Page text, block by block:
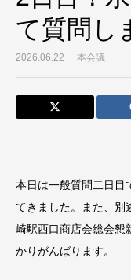
て質問し
2026.06.22 本会議
本日は一般質問二日目
てきました。また、別
崎駅西口商店会総会懇
かりがんばります。